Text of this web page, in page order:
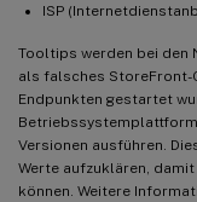
ISP
Tooltips werden bei den
als falsches StoreFront-
Endpunkten gestartet
Versionen ausführen.
Werte aufzuklären,
können. Weitere